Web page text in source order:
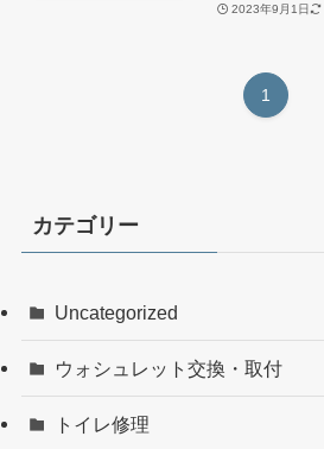
2023年9月1日
1
カテゴリー
Uncategorized
ウォシュレット交換・取付
トイレ修理